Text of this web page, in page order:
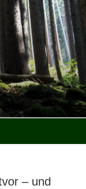
– und